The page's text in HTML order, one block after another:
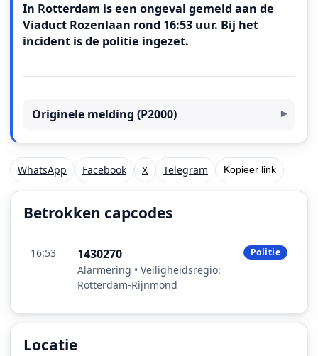
In Rotterdam is een ongeval gemeld aan de
Viaduct Rozenlaan rond 16:53 uur. Bij het
incident is de politie ingezet.
Originele melding (P2000)
WhatsApp Facebook X Telegram Kopieer link
Betrokken capcodes
16:53 1430270
Alarmering • Veiligheidsregio:
Rotterdam-Rijnmond
Politie
Locatie
Locatie van het incident: Viaduct Rozenlaan,